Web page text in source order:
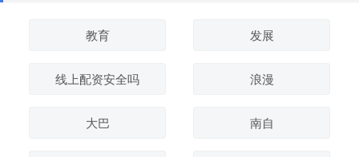
教育 发展
线上配资安全吗 浪漫
大巴 南自